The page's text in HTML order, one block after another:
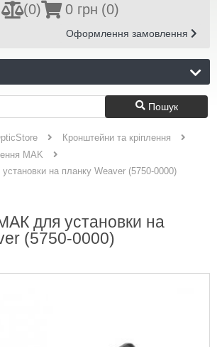
(0) 0 грн (0)
Оформлення замовлення
Пошук
Кронштейни та кріплення
MAK
на планку Weaver (5750-0000)
для установки на
(5750-0000)